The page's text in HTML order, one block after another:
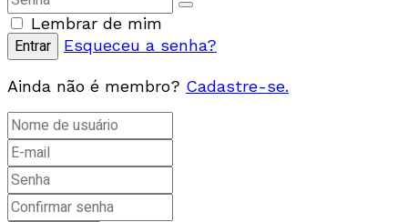
Lembrar de mim
Esqueceu a senha?
Ainda não é membro? Cadastre-se.